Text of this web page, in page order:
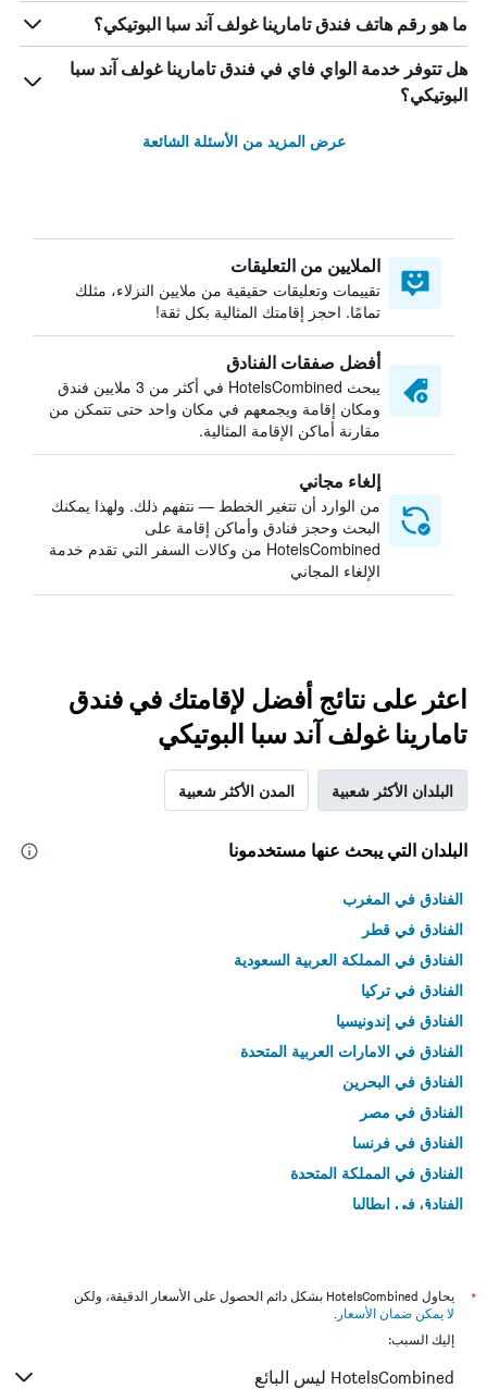
ما هو رقم هاتف فندق تامارينا غولف آند سبا البوتيكي؟
هل تتوفر خدمة الواي فاي في فندق تامارينا غولف آند سبا
البوتيكي؟
عرض المزيد من الأسئلة الشائعة
الملايين من التعليقات
تقييمات وتعليقات حقيقية من ملايين النزلاء، مثلك
تمامًا. احجز إقامتك المثالية بكل ثقة!
أفضل صفقات الفنادق
يبحث HotelsCombined في أكثر من 3 ملايين فندق
ومكان إقامة ويجمعهم في مكان واحد حتى تتمكن من
مقارنة أماكن الإقامة المثالية.
إلغاء مجاني
من الوارد أن تتغير الخطط — نتفهم ذلك. ولهذا يمكنك
البحث وحجز فنادق وأماكن إقامة على
HotelsCombined من وكالات السفر التي تقدم خدمة
الإلغاء المجاني
اعثر على نتائج أفضل لإقامتك في فندق
تامارينا غولف آند سبا البوتيكي
البلدان الأكثر شعبية المدن الأكثر شعبية
البلدان التي يبحث عنها مستخدمونا
الفنادق في المغرب
الفنادق في قطر
الفنادق في المملكة العربية السعودية
الفنادق في تركيا
الفنادق في إندونيسيا
الفنادق في الامارات العربية المتحدة
الفنادق في البحرين
الفنادق في مصر
الفنادق في فرنسا
الفنادق في المملكة المتحدة
الفنادق في إيطاليا
*
يحاول HotelsCombined بشكل دائم الحصول على الأسعار الدقيقة، ولكن
لا يمكن ضمان الأسعار .
إليك السبب:
HotelsCombined ليس البائع